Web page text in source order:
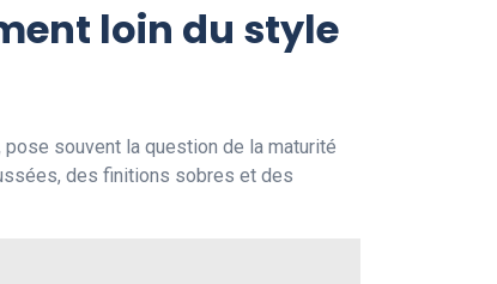
loin du style
pose souvent la question de la maturité
des finitions sobres et des